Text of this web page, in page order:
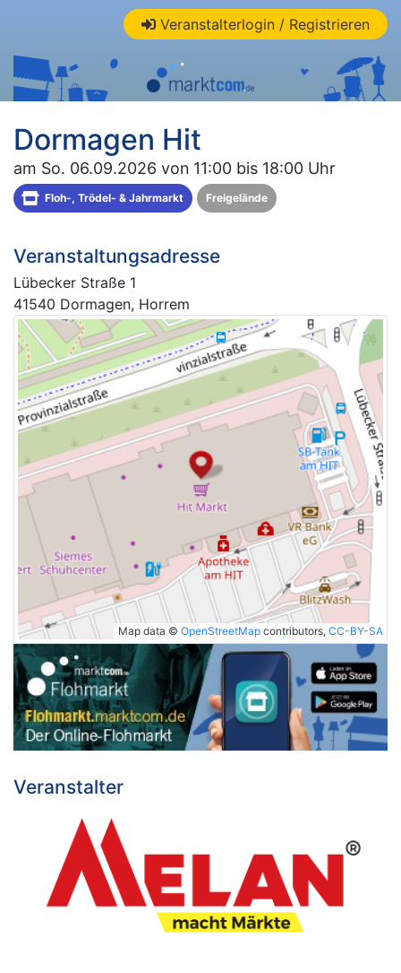
Veranstalterlogin / Registrieren
Dormagen Hit
am So. 06.09.2026 von 11:00 bis 18:00 Uhr
Floh-, Trödel- & Jahrmarkt Freigelände
Veranstaltungsadresse
Lübecker Straße 1
41540 Dormagen, Horrem
Map data © OpenStreetMap contributors, CC-BY-SA
Veranstalter